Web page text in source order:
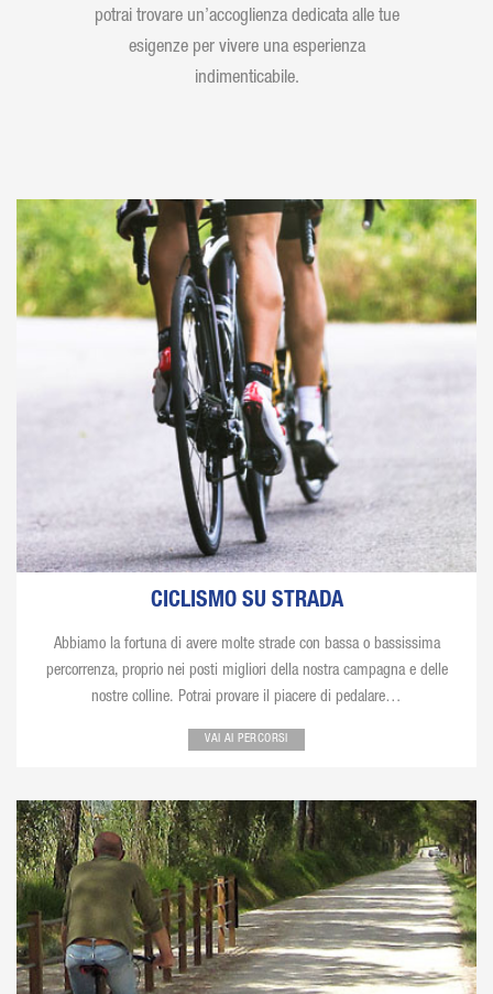
potrai trovare un’accoglienza dedicata alle tue
esigenze per vivere una esperienza
indimenticabile.
CICLISMO SU STRADA
Abbiamo la fortuna di avere molte strade con bassa o bassissima
percorrenza, proprio nei posti migliori della nostra campagna e delle
nostre colline. Potrai provare il piacere di pedalare…
VAI AI PERCORSI